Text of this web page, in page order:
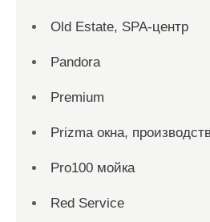
Old Estate, SPA-центр
Pandora
Premium
Prizma окна,
Pro100 мойка
Red Service